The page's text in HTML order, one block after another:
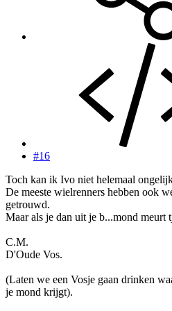
#16
Toch kan ik Ivo niet helemaal
De meeste wielrenners hebben ook
getrouwd.
Maar als je dan uit je b...mond meurt
C.M.
D'Oude Vos.
(Laten we een Vosje gaan drinken
je mond krijgt).